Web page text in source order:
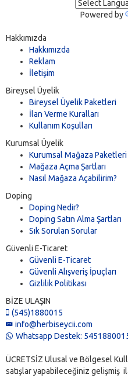
Tepegöz & Projeksiyon (0)
Powered by
Hakkımızda
Hakkımızda
Reklam
İletişim
Bireysel Üyelik
Bireysel Üyelik Paketleri
İlan Verme Kuralları
Kullanım Koşulları
Kurumsal Üyelik
Kurumsal Mağaza Paketleri
Mağaza Açma Şartları
Nasıl Mağaza Açabilirim?
Doping
Doping Nedir?
Doping Satın Alma Şartları
Sık Sorulan Sorular
Güvenli E-Ticaret
Güvenli E-Ticaret
Güvenli Alışveriş İpuçları
Gizlilik Politikası
BİZE ULAŞIN
(545)1880015
info@herbiseycii.com
Whatsapp Destek:
ÜCRETSİZ Ulusal ve Bölgesel
satışlar yapabileceğiniz gelişmiş